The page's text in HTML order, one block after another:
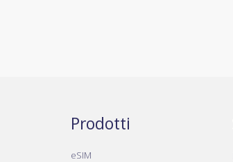
Prodotti
eSIM